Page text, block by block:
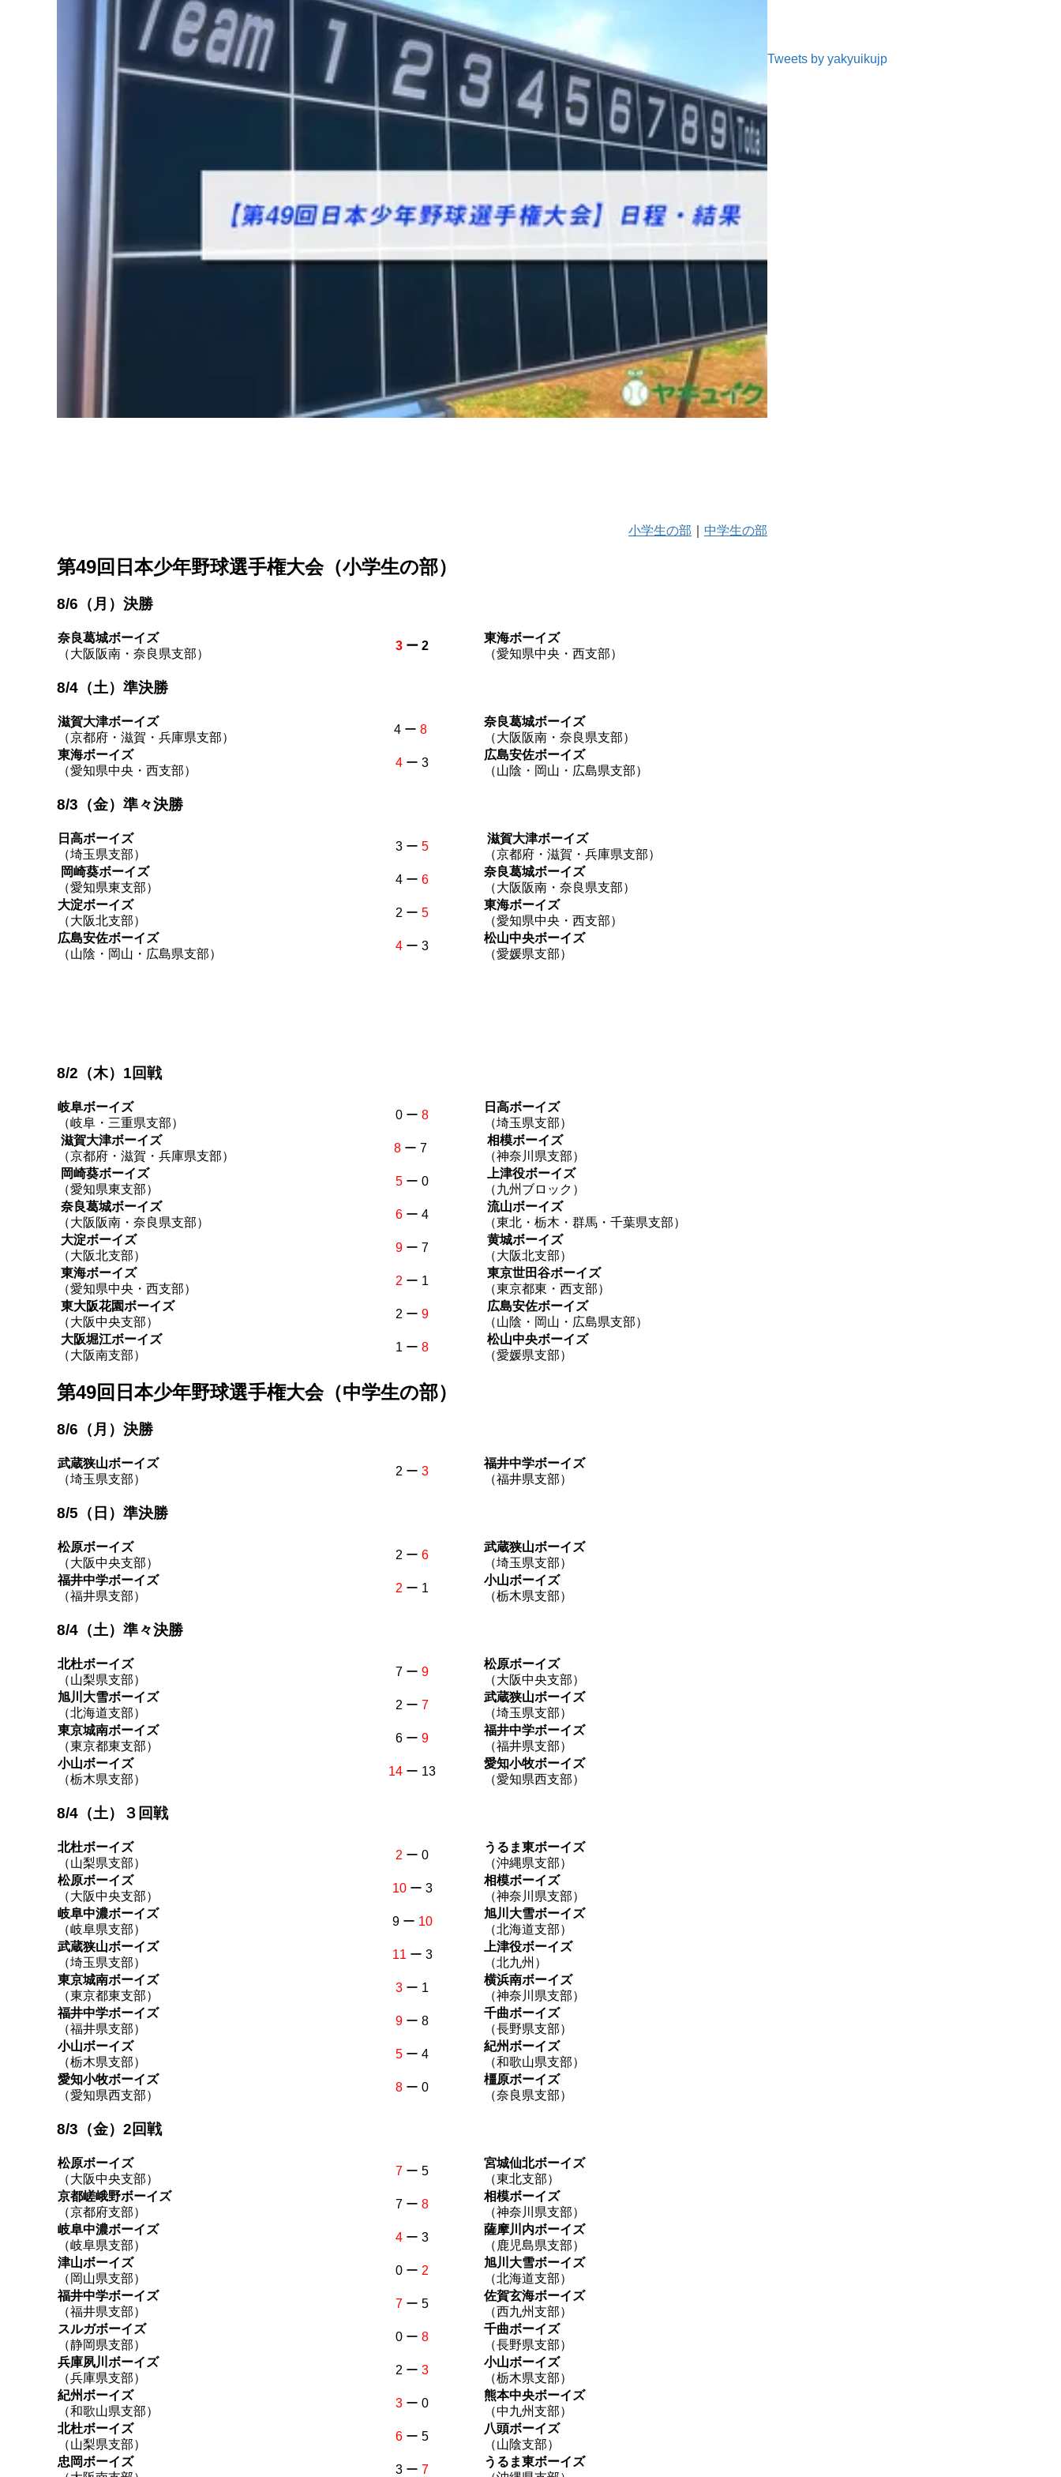
小学生の部 中学生の部
第49回日本少年野球選手権大会（小学生の部）
8/6（月）決勝
奈良葛城ボーイズ
（大阪阪南・奈良県支部）
3 ー 2
東海ボーイズ
（愛知県中央・西支部）
8/4（土）準決勝
滋賀大津ボーイズ
（京都府・滋賀・兵庫県支部）
4 ー 8
奈良葛城ボーイズ
（大阪阪南・奈良県支部）
東海ボーイズ
（愛知県中央・西支部）
4 ー 3
広島安佐ボーイズ
（山陰・岡山・広島県支部）
8/3（金）準々決勝
日高ボーイズ
（埼玉県支部）
3 ー 5
滋賀大津ボーイズ
（京都府・滋賀・兵庫県支部）
岡崎葵ボーイズ
（愛知県東支部）
4 ー 6
奈良葛城ボーイズ
（大阪阪南・奈良県支部）
大淀ボーイズ
（大阪北支部）
2 ー 5
東海ボーイズ
（愛知県中央・西支部）
広島安佐ボーイズ
（山陰・岡山・広島県支部）
4 ー 3
松山中央ボーイズ
（愛媛県支部）
8/2（木）1回戦
岐阜ボーイズ
（岐阜・三重県支部）
0 ー 8
日高ボーイズ
（埼玉県支部）
滋賀大津ボーイズ
（京都府・滋賀・兵庫県支部）
8 ー 7
相模ボーイズ
（神奈川県支部）
岡崎葵ボーイズ
（愛知県東支部）
5 ー 0
上津役ボーイズ
（九州ブロック）
奈良葛城ボーイズ
（大阪阪南・奈良県支部）
6 ー 4
流山ボーイズ
（東北・栃木・群馬・千葉県支部）
大淀ボーイズ
（大阪北支部）
9 ー 7
黄城ボーイズ
（大阪北支部）
東海ボーイズ
（愛知県中央・西支部）
2 ー 1
東京世田谷ボーイズ
（東京都東・西支部）
東大阪花園ボーイズ
（大阪中央支部）
2 ー 9
広島安佐ボーイズ
（山陰・岡山・広島県支部）
大阪堀江ボーイズ
（大阪南支部）
1 ー 8
松山中央ボーイズ
（愛媛県支部）
第49回日本少年野球選手権大会（中学生の部）
8/6（月）決勝
武蔵狭山ボーイズ
（埼玉県支部）
2 ー 3
福井中学ボーイズ
（福井県支部）
8/5（日）準決勝
松原ボーイズ
（大阪中央支部）
2 ー 6
武蔵狭山ボーイズ
（埼玉県支部）
福井中学ボーイズ
（福井県支部）
2 ー 1
小山ボーイズ
（栃木県支部）
8/4（土）準々決勝
北杜ボーイズ
（山梨県支部）
7 ー 9
松原ボーイズ
（大阪中央支部）
旭川大雪ボーイズ
（北海道支部）
2 ー 7
武蔵狭山ボーイズ
（埼玉県支部）
東京城南ボーイズ
（東京都東支部）
6 ー 9
福井中学ボーイズ
（福井県支部）
小山ボーイズ
（栃木県支部）
14 ー 13
愛知小牧ボーイズ
（愛知県西支部）
8/4（土）３回戦
北杜ボーイズ
（山梨県支部）
2 ー 0
うるま東ボーイズ
（沖縄県支部）
松原ボーイズ
（大阪中央支部）
10ー 3
相模ボーイズ
（神奈川県支部）
岐阜中濃ボーイズ
（岐阜県支部）
9 ー 10
旭川大雪ボーイズ
（北海道支部）
武蔵狭山ボーイズ
（埼玉県支部）
11 ー 3
上津役ボーイズ
（北九州）
東京城南ボーイズ
（東京都東支部）
3 ー 1
横浜南ボーイズ
（神奈川県支部）
福井中学ボーイズ
（福井県支部）
9 ー 8
千曲ボーイズ
（長野県支部）
小山ボーイズ
（栃木県支部）
5 ー 4
紀州ボーイズ
（和歌山県支部）
愛知小牧ボーイズ
（愛知県西支部）
8 ー 0
橿原ボーイズ
（奈良県支部）
8/3（金）2回戦
松原ボーイズ
（大阪中央支部）
7 ー 5
宮城仙北ボーイズ
（東北支部）
京都嵯峨野ボーイズ
（京都府支部）
7 ー 8
相模ボーイズ
（神奈川県支部）
岐阜中濃ボーイズ
（岐阜県支部）
4 ー 3
薩摩川内ボーイズ
（鹿児島県支部）
津山ボーイズ
（岡山県支部）
0 ー 2
旭川大雪ボーイズ
（北海道支部）
福井中学ボーイズ
（福井県支部）
7 ー 5
佐賀玄海ボーイズ
（西九州支部）
スルガボーイズ
（静岡県支部）
0 ー 8
千曲ボーイズ
（長野県支部）
兵庫夙川ボーイズ
（兵庫県支部）
2 ー 3
小山ボーイズ
（栃木県支部）
紀州ボーイズ
（和歌山県支部）
3 ー 0
熊本中央ボーイズ
（中九州支部）
北杜ボーイズ
（山梨県支部）
6 ー 5
八頭ボーイズ
（山陰支部）
忠岡ボーイズ
3 ー 7
うるま東ボーイズ
Tweets by yakyuikujp